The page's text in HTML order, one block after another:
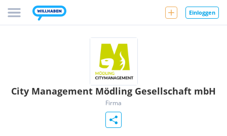
Einloggen
City Management Mödling Gesellschaft mbH
Firma